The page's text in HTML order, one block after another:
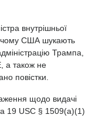
внутрішньої
чому США шукають
Трампа,
а також не
повістки.
щодо видачі
19 USC § 1509(a)(1)